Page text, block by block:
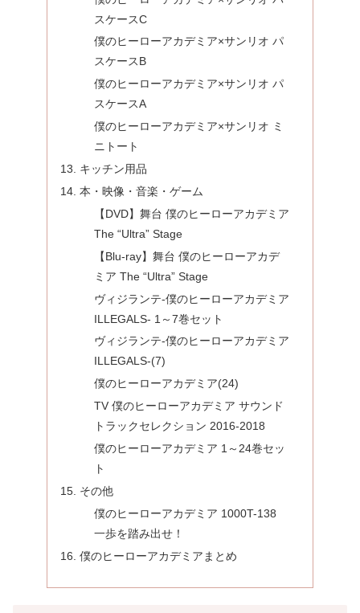
スケースC
僕のヒーローアカデミア×サンリオ パ
スケースB
僕のヒーローアカデミア×サンリオ パ
スケースA
僕のヒーローアカデミア×サンリオ ミ
ニトート
キッチン用品
本・映像・音楽・ゲーム
【DVD】舞台 僕のヒーローアカデミア
The “Ultra” Stage
【Blu-ray】舞台 僕のヒーローアカデ
ミア The “Ultra” Stage
ヴィジランテ-僕のヒーローアカデミア
ILLEGALS- 1～7巻セット
ヴィジランテ-僕のヒーローアカデミア
ILLEGALS-(7)
僕のヒーローアカデミア(24)
TV 僕のヒーローアカデミア サウンド
トラックセレクション 2016-2018
僕のヒーローアカデミア 1～24巻セッ
ト
その他
僕のヒーローアカデミア 1000T-138
一歩を踏み出せ！
僕のヒーローアカデミアまとめ